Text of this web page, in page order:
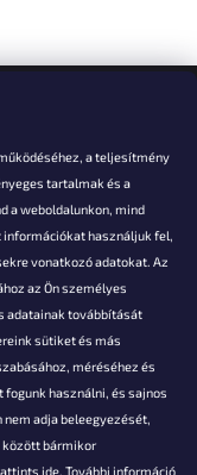
a teljesítmény
tartalmak és a
a weboldalunkon, mind
használjuk fel,
vonatkozó adatokat. Az
az Ön személyes
adatainak továbbítását
sütiket és más
méréséhez és
használni, és sajnos
adja beleegyezését,
között bármikor
ide. További információ